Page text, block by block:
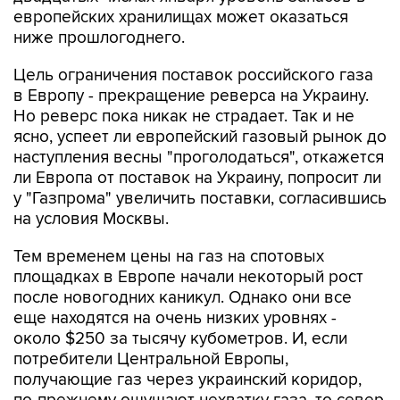
европейских хранилищах может оказаться
ниже прошлогоднего.
Цель ограничения поставок российского газа
в Европу - прекращение реверса на Украину.
Но реверс пока никак не страдает. Так и не
ясно, успеет ли европейский газовый рынок до
наступления весны "проголодаться", откажется
ли Европа от поставок на Украину, попросит ли
у "Газпрома" увеличить поставки, согласившись
на условия Москвы.
Тем временем цены на газ на спотовых
площадках в Европе начали некоторый рост
после новогодних каникул. Однако они все
еще находятся на очень низких уровнях -
около $250 за тысячу кубометров. И, если
потребители Центральной Европы,
получающие газ через украинский коридор,